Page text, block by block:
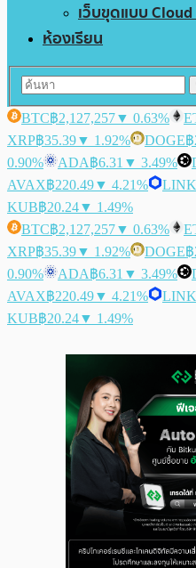
เว็บขุดแบบ
ห้องเรียน
BTC฿2,127,257▼ 0.63%
XRP฿35.39▼ 1.92% DOGE฿
0.90%
ADA฿6.31 ▼ 3.49%
AVAX฿220.49▼ 4.21% LINK
KUB฿20.24▼ 1.49%
BTC฿2,127,257▼ 0.63%
XRP฿35.39▼ 1.92% DOGE฿
0.90%
ADA฿6.31 ▼ 3.49%
AVAX฿220.49▼ 4.21% LINK
KUB฿20.24▼ 1.49%